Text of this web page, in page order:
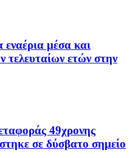
μέσα και
τελευταίων ετών στην
49χρονης
σε δύσβατο σημείο